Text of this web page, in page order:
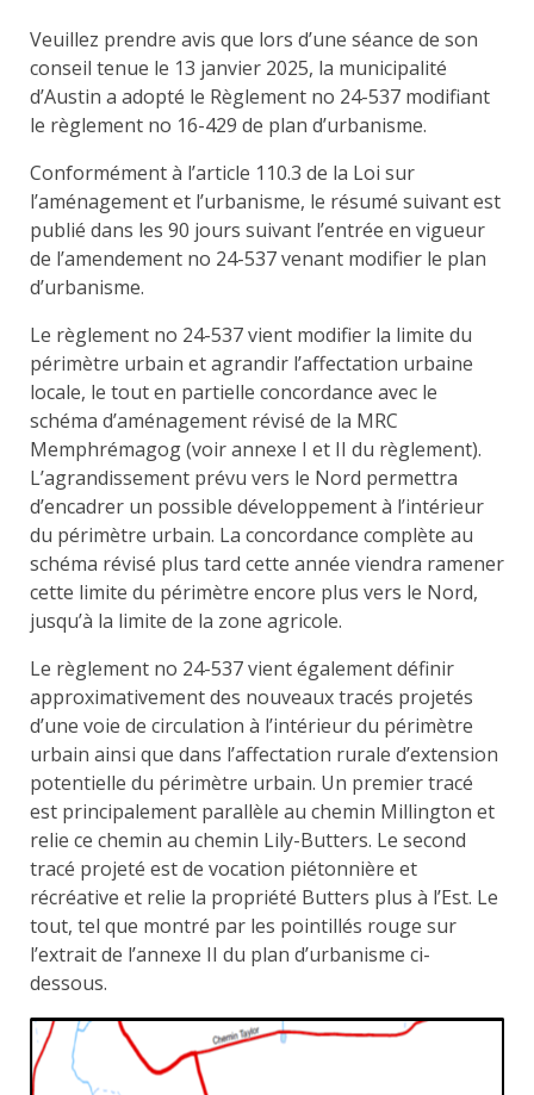
Veuillez prendre avis que lors d’une séance de son
conseil tenue le 13 janvier 2025, la municipalité
d’Austin a adopté le Règlement no 24-537 modifiant
le règlement no 16-429 de plan d’urbanisme.
Conformément à l’article 110.3 de la Loi sur
l’aménagement et l’urbanisme, le résumé suivant est
publié dans les 90 jours suivant l’entrée en vigueur
de l’amendement no 24-537 venant modifier le plan
d’urbanisme.
Le règlement no 24-537 vient modifier la limite du
périmètre urbain et agrandir l’affectation urbaine
locale, le tout en partielle concordance avec le
schéma d’aménagement révisé de la MRC
Memphrémagog (voir annexe I et II du règlement).
L’agrandissement prévu vers le Nord permettra
d’encadrer un possible développement à l’intérieur
du périmètre urbain. La concordance complète au
schéma révisé plus tard cette année viendra ramener
cette limite du périmètre encore plus vers le Nord,
jusqu’à la limite de la zone agricole.
Le règlement no 24-537 vient également définir
approximativement des nouveaux tracés projetés
d’une voie de circulation à l’intérieur du périmètre
urbain ainsi que dans l’affectation rurale d’extension
potentielle du périmètre urbain. Un premier tracé
est principalement parallèle au chemin Millington et
relie ce chemin au chemin Lily-Butters. Le second
tracé projeté est de vocation piétonnière et
récréative et relie la propriété Butters plus à l’Est. Le
tout, tel que montré par les pointillés rouge sur
l’extrait de l’annexe II du plan d’urbanisme ci-
dessous.